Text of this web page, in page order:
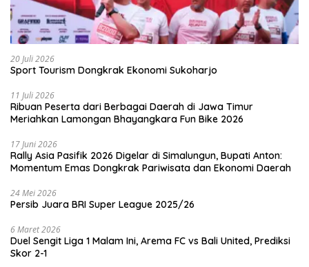
20 Juli 2026
Sport Tourism Dongkrak Ekonomi Sukoharjo
11 Juli 2026
Ribuan Peserta dari Berbagai Daerah di Jawa Timur
Meriahkan Lamongan Bhayangkara Fun Bike 2026
17 Juni 2026
Rally Asia Pasifik 2026 Digelar di Simalungun, Bupati Anton:
Momentum Emas Dongkrak Pariwisata dan Ekonomi Daerah
24 Mei 2026
Persib Juara BRI Super League 2025/26
6 Maret 2026
Duel Sengit Liga 1 Malam Ini, Arema FC vs Bali United, Prediksi
Skor 2-1